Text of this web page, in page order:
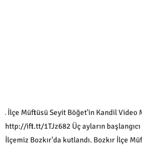
İlçe Müftüsü Seyit Böğet'in Kandil Video
http://ift.tt/1TJz682 ​Üç ayların
İlçemiz Bozkır'da kutlandı. Bozkır İlçe